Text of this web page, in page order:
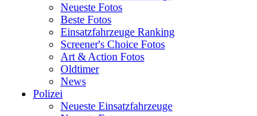
Neueste Fotos
Beste Fotos
Einsatzfahrzeuge Ranking
Screener's Choice Fotos
Art & Action Fotos
Oldtimer
News
Polizei
Neueste Einsatzfahrzeuge